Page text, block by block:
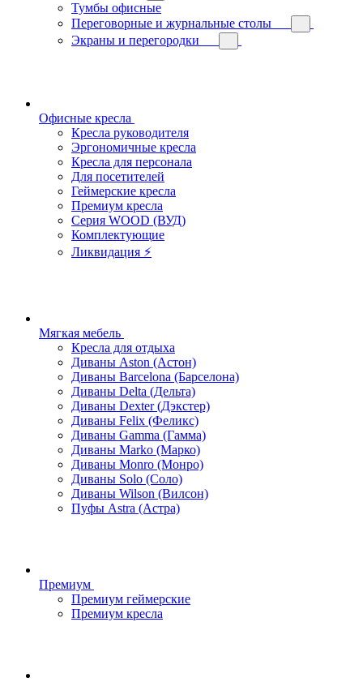
Тумбы офисные
Переговорные и журнальные столы
Экраны и перегородки
Офисные кресла
Кресла руководителя
Эргономичные кресла
Кресла для персонала
Для посетителей
Геймерские кресла
Премиум кресла
Серия WOOD (ВУД)
Комплектующие
Ликвидация ⚡
Мягкая мебель
Кресла для отдыха
Диваны Aston (Астон)
Диваны Barcelona (Барселона)
Диваны Delta (Дельта)
Диваны Dexter (Дэкстер)
Диваны Felix (Феликс)
Диваны Gamma (Гамма)
Диваны Marko (Марко)
Диваны Monro (Монро)
Диваны Solo (Соло)
Диваны Wilson (Вилсон)
Пуфы Astra (Астра)
Премиум
Премиум геймерские
Премиум кресла